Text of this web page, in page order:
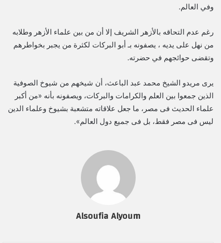
وفي العالم.
رغم عدم التحاقه بالأزهر الشريف إلا أن من بين علماء الأزهر وطلابه
من نهل على يديه ، يصفونه بـ أبو البركات لكثرة من يجبر بخواطرهم
وتقضى حوائجهم في حضرته.
يرى مريدو الشيخ محمد عبد الباعث، أن شيخهم من شيوخ الصوفية
الذين جمعوا بين العلم والكرامات والبركات، ويصفونه بأنه «من أكبر
علماء الحديث فى مصر، ما جعل علاقاته متشعبة بشيوخ وعلماء الدين
ليس فى مصر فقط، بل فى جميع دول العالم».
Alsoufia Alyoum